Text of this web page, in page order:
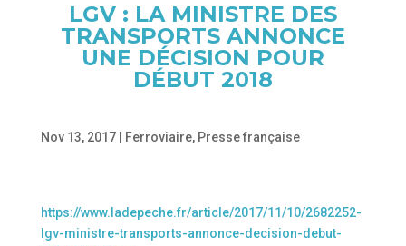
LGV : LA MINISTRE DES
TRANSPORTS ANNONCE
UNE DÉCISION POUR
DÉBUT 2018
Nov 13, 2017| Ferroviaire, Presse française
https://www.ladepeche.fr/article/2017/11/10/2682252-
lgv-ministre-transports-annonce-decision-debut-